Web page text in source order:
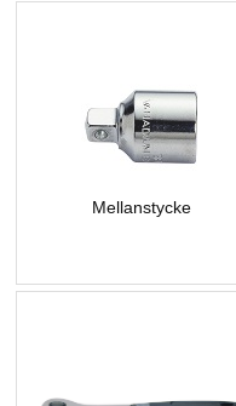
Mellanstycke